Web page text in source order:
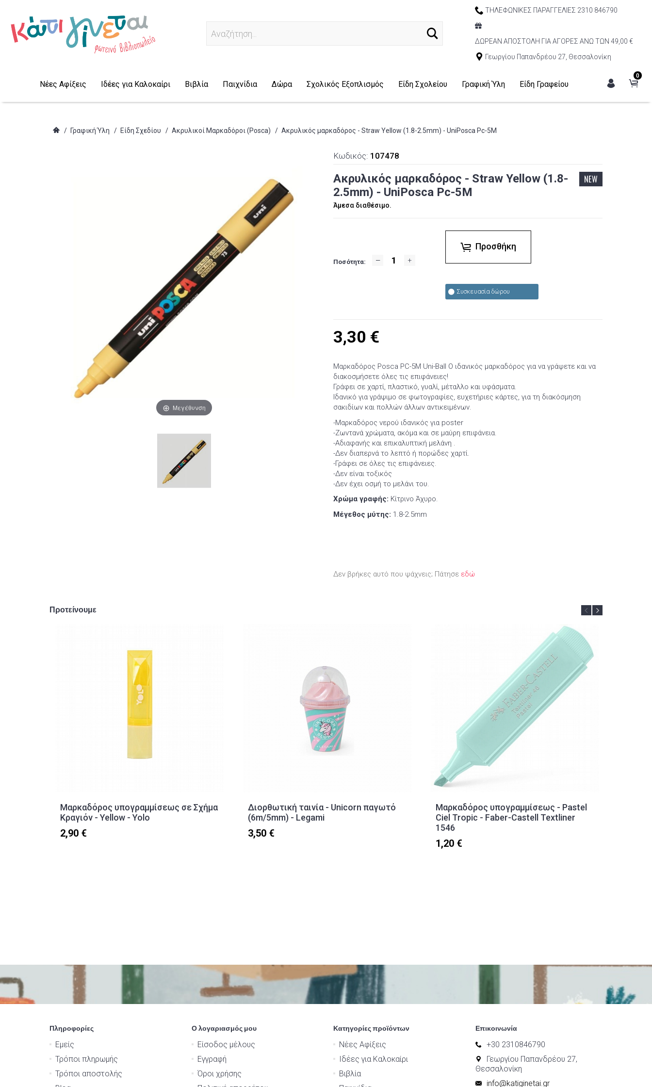
Αναζήτηση...
ΤΗΛΕΦΩΝΙΚΕΣ ΠΑΡΑΓΓΕΛΙΕΣ 2310 846790
ΔΩΡΕΑΝ ΑΠΟΣΤΟΛΗ ΓΙΑ ΑΓΟΡΕΣ ΑΝΩ ΤΩΝ 49,00 €
Γεωργίου Παπανδρέου 27, Θεσσαλονίκη
0
Νέες Αφίξεις Ιδέες για Καλοκαίρι Βιβλία Παιχνίδια Δώρα Σχολικός Εξοπλισμός Είδη Σχολείου Γραφική Ύλη Είδη Γραφείου
/ Γραφική Ύλη / Είδη Σχεδίου / Ακρυλικοί Μαρκαδόροι (Posca) / Ακρυλικός μαρκαδόρος - Straw Yellow (1.8-2.5mm) - UniPosca Pc-5M
Μεγέθυνση
Κωδικός: 107478
Ακρυλικός μαρκαδόρος - Straw Yellow (1.8-
2.5mm) - UniPosca Pc-5M
NEW
Άμεσα διαθέσιμο.
Ποσότητα:
Προσθήκη
Συσκευασία δώρου
3,30 €
Μαρκαδόρος Posca PC-5M Uni-Ball Ο ιδανικός μαρκαδόρος για να γράψετε και να
διακοσμήσετε όλες τις επιφάνειες!
Γράφει σε χαρτί, πλαστικό, γυαλί, μέταλλο και υφάσματα.
Ιδανικό για γράψιμο σε φωτογραφίες, ευχετήριες κάρτες, για τη διακόσμηση
σακιδίων και πολλών άλλων αντικειμένων.
-Μαρκαδόρος νερού ιδανικός για poster
-Ζωντανά χρώματα, ακόμα και σε μαύρη επιφάνεια.
-Αδιαφανής και επικαλυπτική μελάνη .
-Δεν διαπερνά το λεπτό ή πορώδες χαρτί.
-Γράφει σε όλες τις επιφάνειες.
-Δεν είναι τοξικός
-Δεν έχει οσμή το μελάνι του.
Χρώμα γραφής: Κίτρινο Άχυρο.
Μέγεθος μύτης: 1.8-2.5mm
Δεν βρήκες αυτό που ψάχνεις; Πάτησε εδώ
Προτείνουμε
Μαρκαδόρος υπογραμμίσεως σε Σχήμα
Κραγιόν - Yellow - Yolo
2,90 €
Διορθωτική ταινία - Unicorn παγωτό
(6m/5mm) - Legami
3,50 €
Μαρκαδόρος υπογραμμίσεως - Pastel
Ciel Tropic - Faber-Castell Textliner
1546
1,20 €
Πληροφορίες
Εμείς
Τρόποι πληρωμής
Τρόποι αποστολής
Ο λογαριασμός μου
Είσοδος μέλους
Εγγραφή
Όροι χρήσης
Κατηγορίες προϊόντων
Νέες Αφίξεις
Ιδέες για Καλοκαίρι
Βιβλία
Επικοινωνία
+30 2310846790
Γεωργίου Παπανδρέου 27,
Θεσσαλονίκη
info@katiginetai.gr